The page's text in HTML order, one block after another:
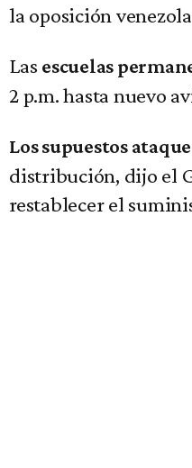
la oposición
Las escuelas
2 p.m. hasta nuevo
Los supuestos
distribución, dijo el
restablecer el